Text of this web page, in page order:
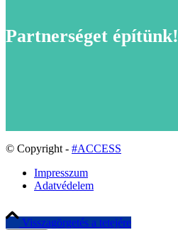
Partnerséget építünk!
© Copyright - #ACCESS
Impresszum
Adatvédelem
Visszagörgetés a tetejére